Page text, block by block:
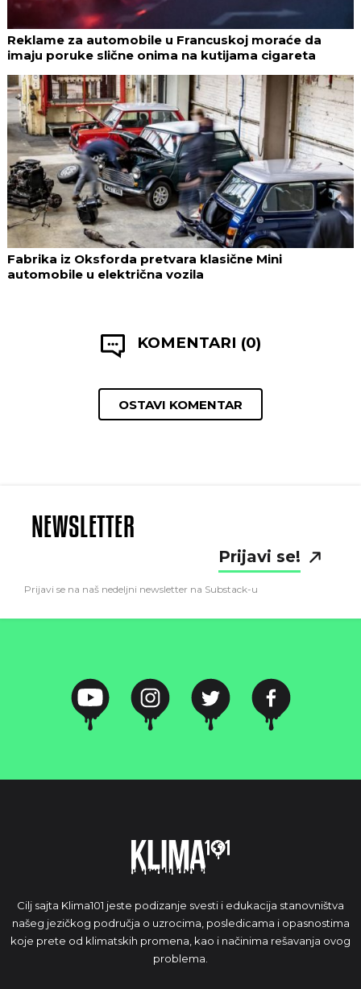
Reklame za automobile u Francuskoj moraće da
imaju poruke slične onima na kutijama cigareta
Fabrika iz Oksforda pretvara klasične Mini
automobile u električna vozila
KOMENTARI (0)
OSTAVI KOMENTAR
NEWSLETTER
Prijavi se!
Prijavi se na naš nedeljni newsletter na Substack-u
Cilj sajta Klima101 jeste podizanje svesti i edukacija stanovništva
našeg jezičkog područja o uzrocima, posledicama i opasnostima
koje prete od klimatskih promena, kao i načinima rešavanja ovog
problema.